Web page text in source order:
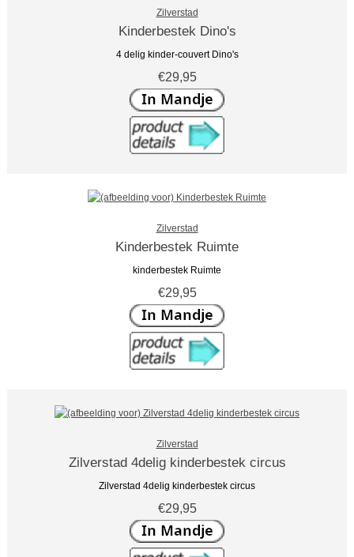
Zilverstad
Kinderbestek Dino's
4 delig kinder-couvert Dino's
€29,95
Zilverstad
Kinderbestek Ruimte
kinderbestek Ruimte
€29,95
Zilverstad
Zilverstad 4delig kinderbestek circus
Zilverstad 4delig kinderbestek circus
€29,95